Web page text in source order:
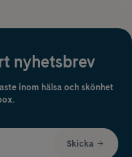
nyhetsbrev
inom hälsa och skönhet
Skicka